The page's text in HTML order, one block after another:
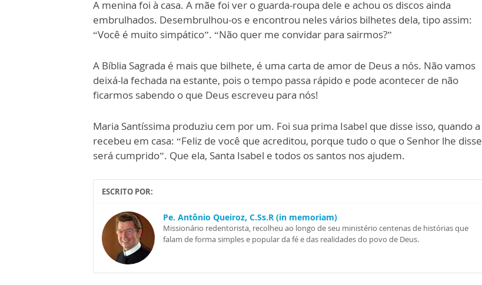
A menina foi à casa. A mãe foi ver o guarda-roupa dele e achou os discos ainda
embrulhados. Desembrulhou-os e encontrou neles vários bilhetes dela, tipo assim:
“Você é muito simpático”. “Não quer me convidar para sairmos?”
A Bíblia Sagrada é mais que bilhete, é uma carta de amor de Deus a nós. Não vamos
deixá-la fechada na estante, pois o tempo passa rápido e pode acontecer de não
ficarmos sabendo o que Deus escreveu para nós!
Maria Santíssima produziu cem por um. Foi sua prima Isabel que disse isso, quando a
recebeu em casa: “Feliz de você que acreditou, porque tudo o que o Senhor lhe disse
será cumprido”. Que ela, Santa Isabel e todos os santos nos ajudem.
ESCRITO POR:
Pe. Antônio Queiroz, C.Ss.R (in memoriam)
Missionário redentorista, recolheu ao longo de seu ministério centenas de histórias que
falam de forma simples e popular da fé e das realidades do povo de Deus.